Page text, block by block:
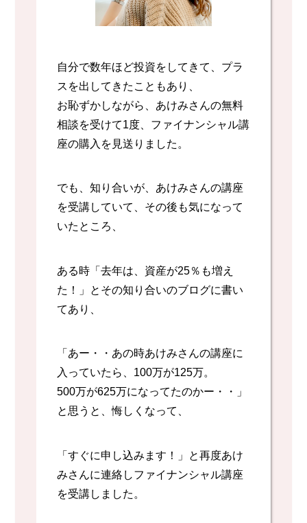
自分で数年ほど投資をしてきて、プラ
スを出してきたこともあり、
お恥ずかしながら、あけみさんの無料
相談を受けて1度、ファイナンシャル講
座の購入を見送りました。
でも、知り合いが、あけみさんの講座
を受講していて、その後も気になって
いたところ、
ある時「去年は、資産が25％も増え
た！」とその知り合いのブログに書い
てあり、
「あー・・あの時あけみさんの講座に
入っていたら、100万が125万。
500万が625万になってたのかー・・」
と思うと、悔しくなって、
「すぐに申し込みます！」と再度あけ
みさんに連絡しファイナンシャル講座
を受講しました。